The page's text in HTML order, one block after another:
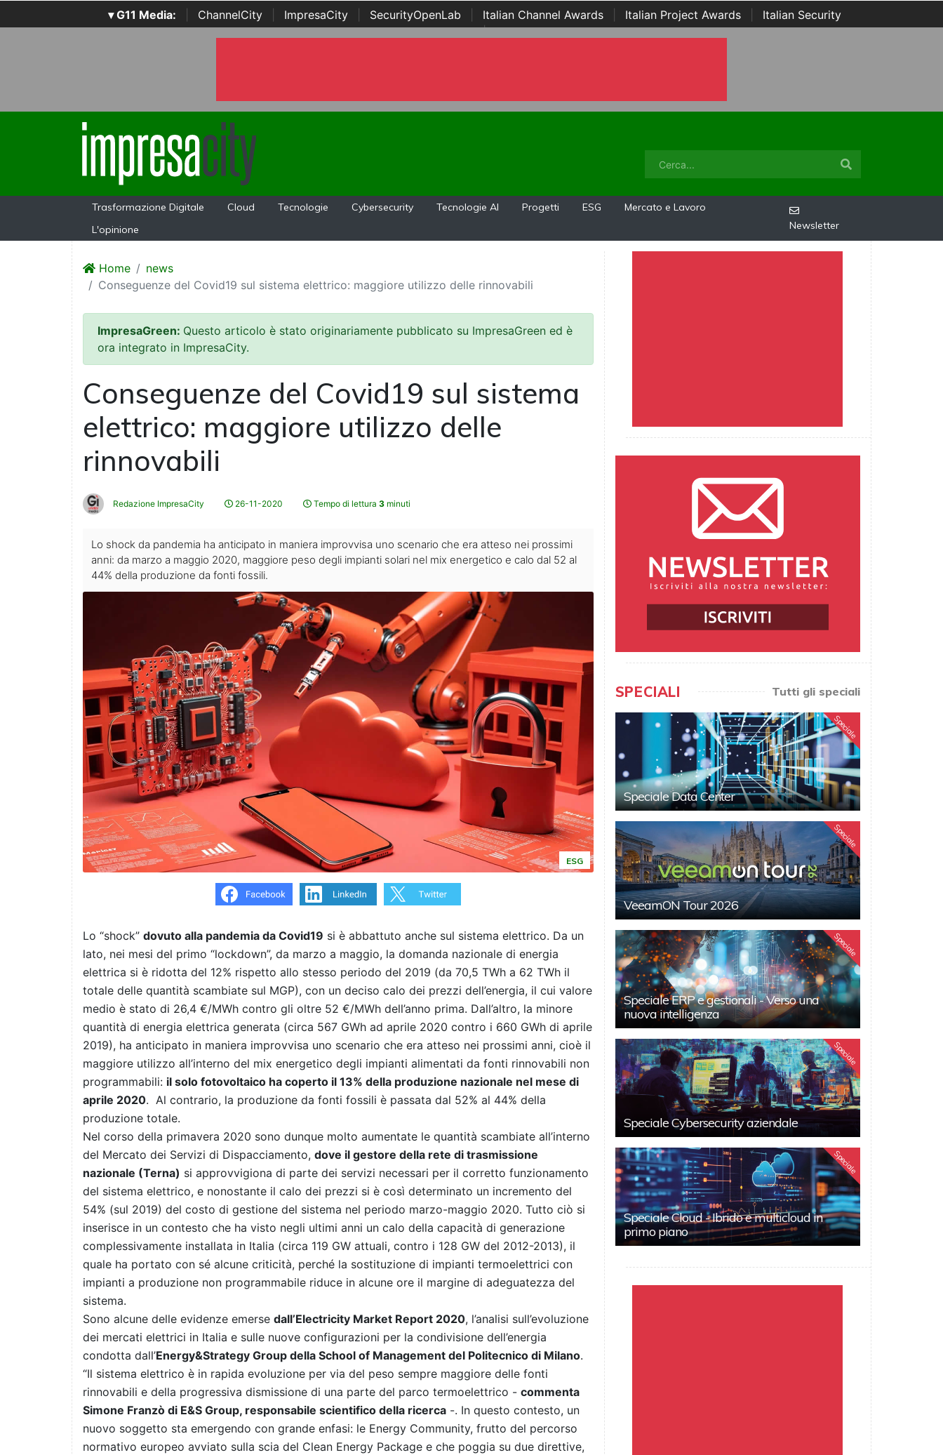
▾ G11 Media: ChannelCity ImpresaCity SecurityOpenLab Italian Channel Awards Italian Project Awards
Italian Security
Awards | ...
Trasformazione Digitale Cloud Tecnologie Cybersecurity Tecnologie AI Progetti ESG
Mercato e Lavoro
L'opinione
Newsletter
Home
news
Conseguenze del Covid19 sul sistema elettrico: maggiore utilizzo delle rinnovabili
ImpresaGreen: Questo articolo è stato originariamente pubblicato su ImpresaGreen ed è
ora integrato in ImpresaCity.
Conseguenze del Covid19 sul sistema
elettrico: maggiore utilizzo delle
rinnovabili
Redazione ImpresaCity 26-11-2020 Tempo di lettura 3 minuti
Lo shock da pandemia ha anticipato in maniera improvvisa uno scenario che era atteso nei prossimi
anni: da marzo a maggio 2020, maggiore peso degli impianti solari nel mix energetico e calo dal 52 al
44% della produzione da fonti fossili.
ESG
Lo “shock” dovuto alla pandemia da Covid19 si è abbattuto anche sul sistema elettrico. Da un
lato, nei mesi del primo “lockdown”, da marzo a maggio, la domanda nazionale di energia
elettrica si è ridotta del 12% rispetto allo stesso periodo del 2019 (da 70,5 TWh a 62 TWh il
totale delle quantità scambiate sul MGP), con un deciso calo dei prezzi dell’energia, il cui valore
medio è stato di 26,4 €/MWh contro gli oltre 52 €/MWh dell’anno prima. Dall’altro, la minore
quantità di energia elettrica generata (circa 567 GWh ad aprile 2020 contro i 660 GWh di aprile
2019), ha anticipato in maniera improvvisa uno scenario che era atteso nei prossimi anni, cioè il
maggiore utilizzo all’interno del mix energetico degli impianti alimentati da fonti rinnovabili non
programmabili: il solo fotovoltaico ha coperto il 13% della produzione nazionale nel mese di
aprile 2020. Al contrario, la produzione da fonti fossili è passata dal 52% al 44% della
produzione totale.
Nel corso della primavera 2020 sono dunque molto aumentate le quantità scambiate all’interno
del Mercato dei Servizi di Dispacciamento, dove il gestore della rete di trasmissione
nazionale (Terna) si approvvigiona di parte dei servizi necessari per il corretto funzionamento
del sistema elettrico, e nonostante il calo dei prezzi si è così determinato un incremento del
54% (sul 2019) del costo di gestione del sistema nel periodo marzo-maggio 2020. Tutto ciò si
inserisce in un contesto che ha visto negli ultimi anni un calo della capacità di generazione
complessivamente installata in Italia (circa 119 GW attuali, contro i 128 GW del 2012-2013), il
quale ha portato con sé alcune criticità, perché la sostituzione di impianti termoelettrici con
impianti a produzione non programmabile riduce in alcune ore il margine di adeguatezza del
sistema.
Sono alcune delle evidenze emerse dall’Electricity Market Report 2020, l’analisi sull’evoluzione
dei mercati elettrici in Italia e sulle nuove configurazioni per la condivisione dell’energia
condotta dall’Energy&Strategy Group della School of Management del Politecnico di Milano.
“Il sistema elettrico è in rapida evoluzione per via del peso sempre maggiore delle fonti
rinnovabili e della progressiva dismissione di una parte del parco termoelettrico - commenta
Simone Franzò di E&S Group, responsabile scientifico della ricerca -. In questo contesto, un
nuovo soggetto sta emergendo con grande enfasi: le Energy Community, frutto del percorso
normativo europeo avviato sulla scia del Clean Energy Package e che poggia su due direttive,
SPECIALI Tutti gli speciali
Speciale
Speciale Data Center
Speciale
VeeamON Tour 2026
Speciale
Speciale ERP e gestionali - Verso una
nuova intelligenza
Speciale
Speciale Cybersecurity aziendale
Speciale
Speciale Cloud - Ibrido e multicloud in
primo piano